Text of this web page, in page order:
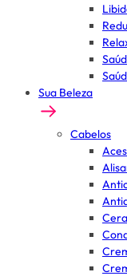
Sua Beleza
Cabelos